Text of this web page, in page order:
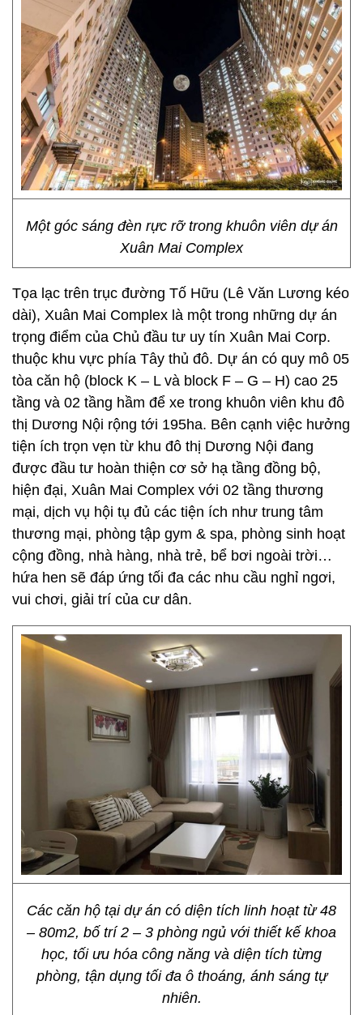
Một góc sáng đèn rực rỡ trong khuôn viên dự án
Xuân Mai Complex
Tọa lạc trên trục đường Tố Hữu (Lê Văn Lương kéo
dài), Xuân Mai Complex là một trong những dự án
trọng điểm của Chủ đầu tư uy tín Xuân Mai Corp.
thuộc khu vực phía Tây thủ đô. Dự án có quy mô 05
tòa căn hộ (block K – L và block F – G – H) cao 25
tầng và 02 tầng hầm để xe trong khuôn viên khu đô
thị Dương Nội rộng tới 195ha. Bên cạnh việc hưởng
tiện ích trọn vẹn từ khu đô thị Dương Nội đang
được đầu tư hoàn thiện cơ sở hạ tầng đồng bộ,
hiện đại, Xuân Mai Complex với 02 tầng thương
mại, dịch vụ hội tụ đủ các tiện ích như trung tâm
thương mại, phòng tập gym & spa, phòng sinh hoạt
cộng đồng, nhà hàng, nhà trẻ, bể bơi ngoài trời…
hứa hen sẽ đáp ứng tối đa các nhu cầu nghỉ ngơi,
vui chơi, giải trí của cư dân.
Các căn hộ tại dự án có diện tích linh hoạt từ 48
– 80m2, bố trí 2 – 3 phòng ngủ với thiết kế khoa
học, tối ưu hóa công năng và diện tích từng
phòng, tận dụng tối đa ô thoáng, ánh sáng tự
nhiên.